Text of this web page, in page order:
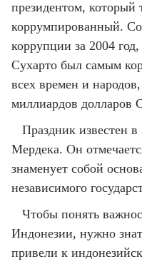
президентом,
коррумпированный.
коррупции за 2004
Сухарто был самым
всех времен и
миллиардов
Праздник известен
Мердека. Он
знаменует собой
независимого
Чтобы понять
Индонезии, нужно
привели к